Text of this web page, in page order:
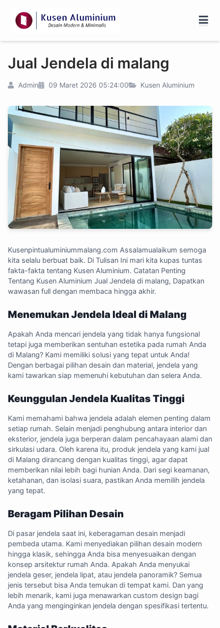
Jual Jendela di malang
Admin 09 Maret 2026 05:24:00 Kusen Aluminium
Kusenpintualuminiummalang.com Assalamualaikum semoga
kita selalu berbuat baik. Di Tulisan Ini mari kita kupas tuntas
fakta-fakta tentang Kusen Aluminium. Catatan Penting
Tentang Kusen Aluminium Jual Jendela di malang, Dapatkan
wawasan full dengan membaca hingga akhir.
Menemukan Jendela Ideal di Malang
Apakah Anda mencari jendela yang tidak hanya fungsional
tetapi juga memberikan sentuhan estetika pada rumah Anda
di Malang? Kami memiliki solusi yang tepat untuk Anda!
Dengan berbagai pilihan desain dan material, jendela yang
kami tawarkan siap memenuhi kebutuhan dan selera Anda.
Keunggulan Jendela Kualitas Tinggi
Kami memahami bahwa jendela adalah elemen penting dalam
setiap rumah. Selain menjadi penghubung antara interior dan
eksterior, jendela juga berperan dalam pencahayaan alami dan
sirkulasi udara. Oleh karena itu, produk jendela yang kami jual
di Malang dirancang dengan kualitas tinggi, agar dapat
memberikan nilai lebih bagi hunian Anda. Dari segi keamanan,
ketahanan, dan isolasi suara, pastikan Anda memilih jendela
yang tepat.
Beragam Pilihan Desain
Di pasar jendela saat ini, keberagaman desain menjadi
pembeda utama. Kami menyediakan pilihan desain modern
hingga klasik, sehingga Anda bisa menyesuaikan dengan
konsep arsitektur rumah Anda. Apakah Anda menyukai
jendela geser, jendela lipat, atau jendela panoramik? Semua
jenis tersebut bisa Anda temukan di tempat kami. Dan yang
lebih menarik, kami juga menawarkan custom design bagi
Anda yang menginginkan jendela dengan spesifikasi tertentu.